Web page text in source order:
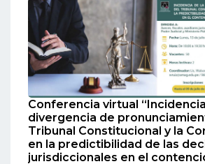
Conferencia virtual
divergencia de
Tribunal Constitucional y la
en la predictibilidad de las
jurisdiccionales en el